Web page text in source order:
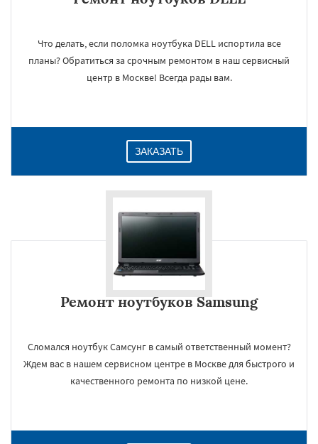
Что делать, если поломка ноутбука DELL испортила все
планы? Обратиться за срочным ремонтом в наш сервисный
центр в Москве! Всегда рады вам.
ЗАКАЗАТЬ
Ремонт ноутбуков Samsung
Сломался ноутбук Самсунг в самый ответственный момент?
Ждем вас в нашем сервисном центре в Москве для быстрого и
качественного ремонта по низкой цене.
×